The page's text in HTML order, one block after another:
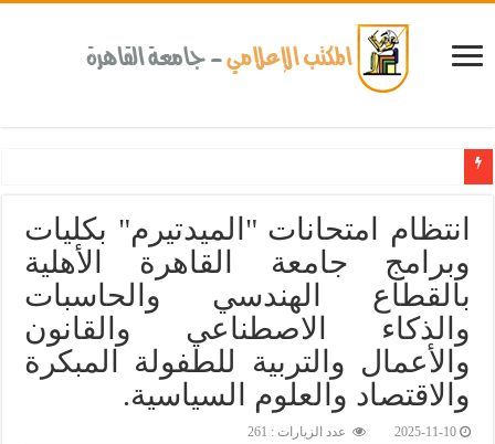
انتظام امتحانات "الميدتيرم" بكليات
وبرامج جامعة القاهرة الأهلية
بالقطاع الهندسي والحاسبات
والذكاء الاصطناعي والقانون
والأعمال والتربية للطفولة المبكرة
والاقتصاد والعلوم السياسية.‎
2025-11-10 عدد الزيارات : 261